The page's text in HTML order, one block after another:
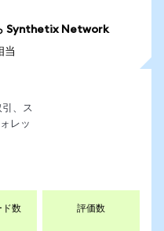
Synthetix Network
当
、ス
レッ
ド数 評価数